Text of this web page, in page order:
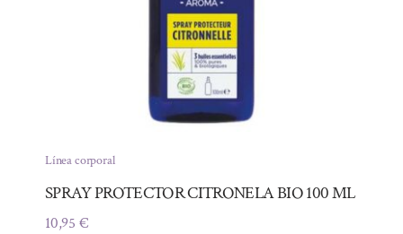
Línea corporal
SPRAY PROTECTOR CITRONELA BIO 100 ML
10,95 €